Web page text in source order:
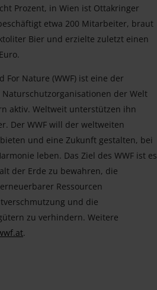
Prozent, in Wien ist Ottakringer
etwa 200 Mitarbeiter, braut
Bier und erzielte zuletzt einen
For Nature (WWF) ist eine der
der Welt
aktiv. Weltweit unterstützen ihn
Der WWF will der weltweiten
und eine Zukunft gestalten, bei
leben. Das Ziel des WWF ist es
der Erde zu bewahren, die
Ressourcen
und die
zu verhindern. Weitere
.